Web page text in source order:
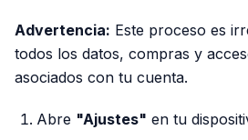
Advertencia: Este proceso es
todos los datos, compras y
asociados con tu cuenta.
Abre "Ajustes" en tu